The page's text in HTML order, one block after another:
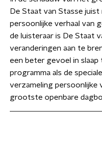
De Staat van Stasse
persoonlijke verhaal van
de luisteraar is De Staat
veranderingen aan te
een beter gevoel in slaap
programma als de
verzameling persoonlijke
grootste openbare